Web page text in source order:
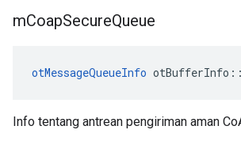
mCoapSecureQueue
otMessageQueueInfo otBufferInfo ::
Info tentang antrean pengiriman aman